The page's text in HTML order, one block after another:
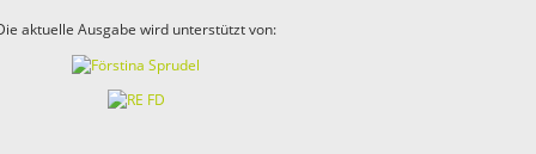
aktuelle Ausgabe wird unterstützt von: